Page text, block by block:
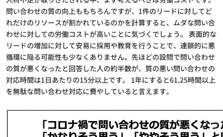
問い合わせの質の向上ももちろんですが、1件のリードに対してど
れだけのリソースが割かれているのかを計算すると、ムダな問い合
わせに対しての労働コストが高いことに気づくでしょう。 表面的な
リードの増加に対して安易に採用や教育を行うことで、連鎖的に悪
循環に陥る可能性も少なくありません。先ほどの設問で問い合わせ
の質が悪くなったと回答した人の約半数が、質の悪い問い合わせの
対応時間は1日あたりの15分以上です。 1年にすると61.25時間以上
を無駄な問い合わせ対応に費やしていると言えます。